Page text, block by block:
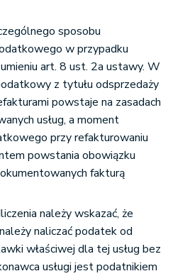
sposobu
w przypadku
art. 8 ust. 2a ustawy. W
z tytułu odsprzedaży
powstaje na zasadach
usług, a moment
przy refakturowaniu
powstania obowiązku
fakturą
należy wskazać, że
naliczać podatek od
właściwej dla tej usług bez
usługi jest podatnikiem